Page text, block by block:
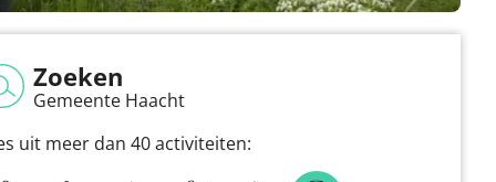
Zoeken
Gemeente Haacht
uit meer dan 40 activiteiten: